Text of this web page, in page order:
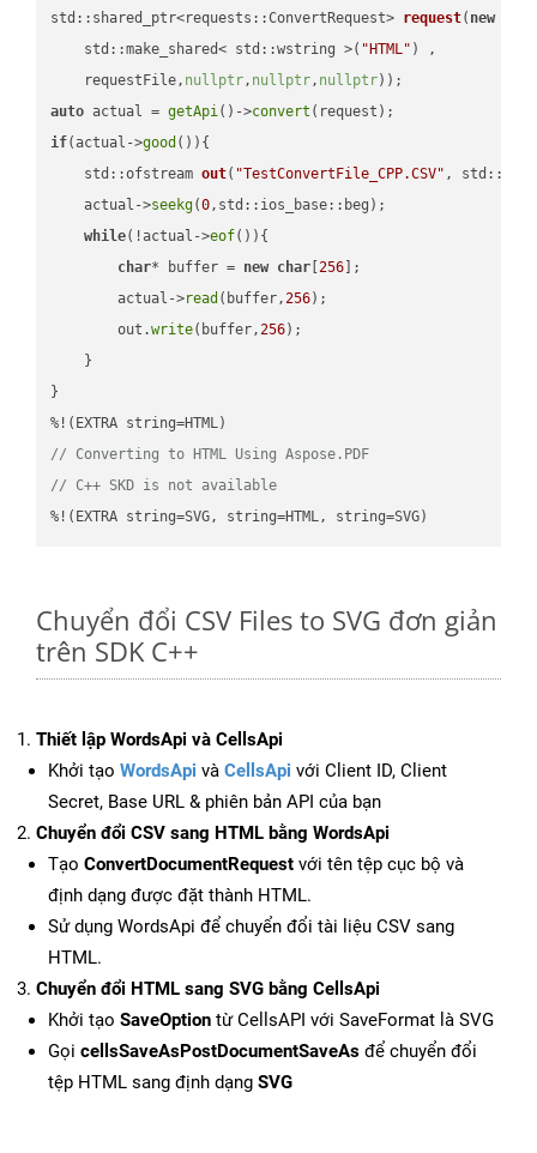
std::shared_ptr<requests::ConvertRequest> request( new
    std::make_shared< std::wstring >(
"HTML" ) ,
    requestFile,
nullptr, nullptr, nullptr))
auto actual = getApi()->convert
if(actual->good ()){
std::ofstream out( "TestConvertFile_CPP.CSV" ,
    actual->
seekg(0,std::ios_base::beg);
while(!actual->eof()){
char* buffer = new char [256 ];
        actual->
read (buffer,256);
        out.
write(buffer,256);
    }
}
// Converting to HTML Using Aspose.PDF
// C++ SKD is not available
%!(EXTRA string=SVG, string=HTML, string=SVG)
Chuyển đổi CSV Files to SVG đơn giản
trên SDK C++
Thiết lập WordsApi và CellsApi
Khởi tạo WordsApi và CellsApi với Client ID, Client
Secret, Base URL & phiên bản API của bạn
Chuyển đổi CSV sang HTML bằng WordsApi
Tạo ConvertDocumentRequest với tên tệp cục bộ và
định dạng được đặt thành HTML.
Sử dụng WordsApi để chuyển đổi tài liệu CSV sang
HTML.
Chuyển đổi HTML sang SVG bằng CellsApi
Khởi tạo SaveOption từ CellsAPI với SaveFormat là SVG
Gọi cellsSaveAsPostDocumentSaveAs để chuyển đổi
tệp HTML sang định dạng SVG